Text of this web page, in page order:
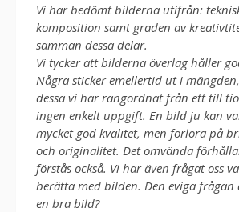
Vi har bedömt bilderna utifrån:
komposition samt graden av
samman dessa delar.
Vi tycker att bilderna överlag håller
Några sticker emellertid ut i
dessa vi har rangordnat från ett till
ingen enkelt uppgift. En bild ju kan
mycket god kvalitet, men förlora på
och originalitet. Det omvända
förstås också. Vi har även frågat oss
berätta med bilden. Den eviga frågan
en bra bild?